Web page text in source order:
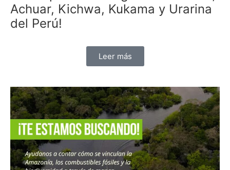
Achuar, Kichwa, Kukama y Urarina
del Perú!
Leer más